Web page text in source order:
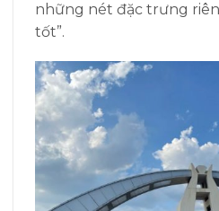
những nét đặc trưng
tốt”.